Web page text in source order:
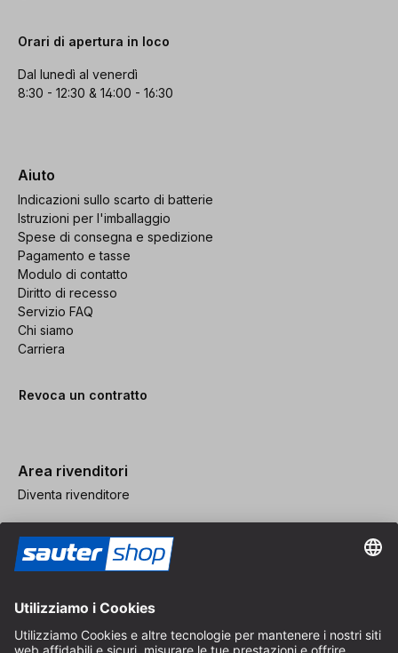
Orari di apertura in loco
Dal lunedì al venerdì
8:30 - 12:30 & 14:00 - 16:30
Aiuto
Indicazioni sullo scarto di batterie
Istruzioni per l'imballaggio
Spese di consegna e spedizione
Pagamento e tasse
Modulo di contatto
Diritto di recesso
Servizio FAQ
Chi siamo
Carriera
Revoca un contratto
Area rivenditori
Diventa rivenditore
CGV